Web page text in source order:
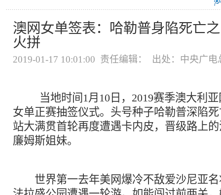
澳网女单签表：哈勒普身陷死亡
火拼
2019-01-17 10:01:00 责任编辑： 出处：中央广电
当地时间1月10日，2019赛季澳大利亚
女单正赛抽签仪式。头号种子哈勒普深陷
站大满贯首轮再度遭遇卡内皮，晋级路上
廉姆斯姐妹。
世界第一去年美网爆冷不敌爱沙尼亚名